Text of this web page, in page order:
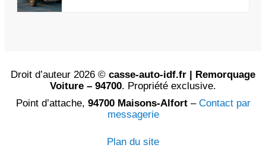
Droit d’auteur 2026 © casse-auto-idf.fr | Remorquage
Voiture – 94700. Propriété exclusive.
Point d’attache, 94700 Maisons-Alfort– Contact par
messagerie
Plan du site